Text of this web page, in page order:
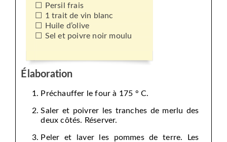
Persil frais
1 trait de vin blanc
Huile d’olive
Sel et poivre noir moulu
Élaboration
Préchauffer le four à 175 ° C.
Saler et poivrer les tranches de merlu des
deux côtés. Réserver.
Peler et laver les pommes de terre. Les